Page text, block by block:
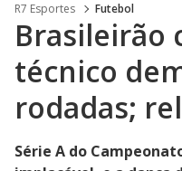
R7 Esportes Futebol
Brasileirão
técnico
rodadas;
Série A do